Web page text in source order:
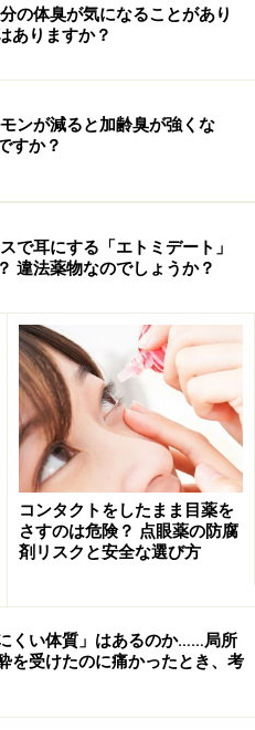
を1日1回服用
、基本的に毎日服用しま
と症状の改善を自覚的に感
意点
あります。服用後、体調の
服用を中止して、医療機関
の体臭が気になることがあり
ありますか？
ンが減ると加齢臭が強くな
すか？
で耳にする「エトミデート」
違法薬物なのでしょうか？
コンタクトをしたまま目薬を
さすのは危険？ 点眼薬の防腐
剤リスクと安全な選び方
くい体質」はあるのか……局所
を受けたのに痛かったとき、考